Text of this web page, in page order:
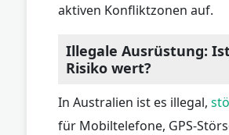
aktiven Konfliktzonen auf.
Illegale Ausrüstung:
Risiko wert?
In Australien ist es illegal,
für Mobiltelefone, GPS-